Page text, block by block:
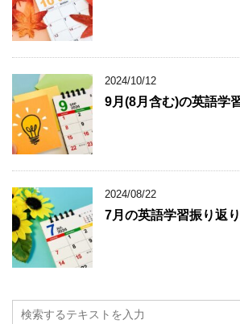
2024/10/12
9月(8月含む)の英語学
2024/08/22
7月の英語学習振り返り